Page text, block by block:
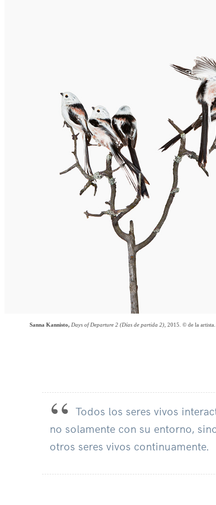
Sanna Kannisto, Days of Departure 2 (Días de partida 2), 2015. © de la artista.
Todos los seres vivos
no solamente con su entorno,
otros seres vivos continuamente.